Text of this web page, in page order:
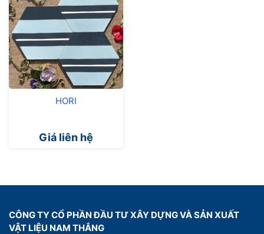
HORI
Giá liên hệ
CÔNG TY CỔ PHẦN ĐẦU TƯ XÂY DỰNG VÀ SẢN XUẤT
VẬT LIỆU NAM THẮNG